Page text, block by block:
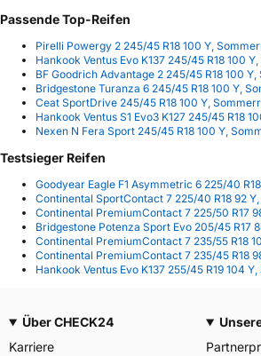
Passende Top-Reifen
Pirelli Powergy 2 245/45 R18 100 Y,
Hankook Ventus Evo K137 245/45 R18 100
BF Goodrich Advantage 2 245/45 R18 100
Bridgestone Turanza 6 245/45 R18 100 Y,
Ceat SportDrive 245/45 R18 100 Y,
Hankook Ventus S1 Evo3 K127 245/45 R18
Nexen N Fera Sport 245/45 R18 100 Y,
Testsieger Reifen
Goodyear Eagle F1 Asymmetric 6 225/40
Continental SportContact 7 225/40 R18 92
Continental PremiumContact 7 225/50 R17
Bridgestone Potenza Sport Evo 205/45 R17
Continental PremiumContact 7 235/55 R18
Continental PremiumContact 7 235/45 R18
Hankook Ventus Evo K137 255/45 R19 104
Über CHECK24
Karriere